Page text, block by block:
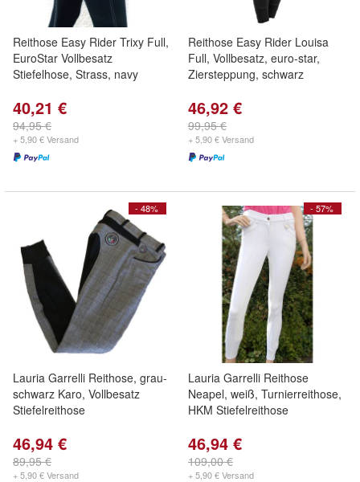
Reithose Easy Rider Trixy Full,
EuroStar Vollbesatz
Stiefelhose, Strass, navy
40,21 €
94,95 €
+ 5,90 € Versand
Reithose Easy Rider Louisa
Full, Vollbesatz, euro-star,
Ziersteppung, schwarz
46,92 €
99,95 €
+ 5,90 € Versand
- 48%
Lauria Garrelli Reithose, grau-
schwarz Karo, Vollbesatz
Stiefelreithose
46,94 €
89,95 €
+ 5,90 € Versand
- 57%
Lauria Garrelli Reithose
Neapel, weiß, Turnierreithose,
HKM Stiefelreithose
46,94 €
109,00 €
+ 5,90 € Versand